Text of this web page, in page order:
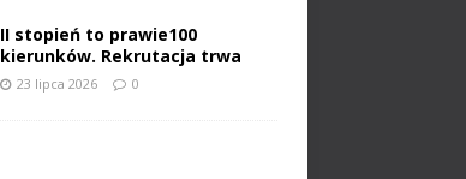
II stopień to prawie100
kierunków. Rekrutacja trwa
23 lipca 2026 0